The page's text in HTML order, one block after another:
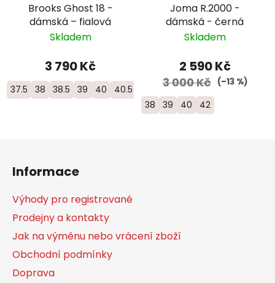
Brooks Ghost 18 -
dámská – fialová
Skladem
3 790 Kč
37.5 38 38.5 39 40 40.5
Joma R.2000 -
dámská - černá
Skladem
2 590 Kč
3 000 Kč (–13 %)
38 39 40 42
Informace
Výhody pro registrované
Prodejny a kontakty
Jak na výměnu nebo vrácení zboží
Obchodní podmínky
Doprava